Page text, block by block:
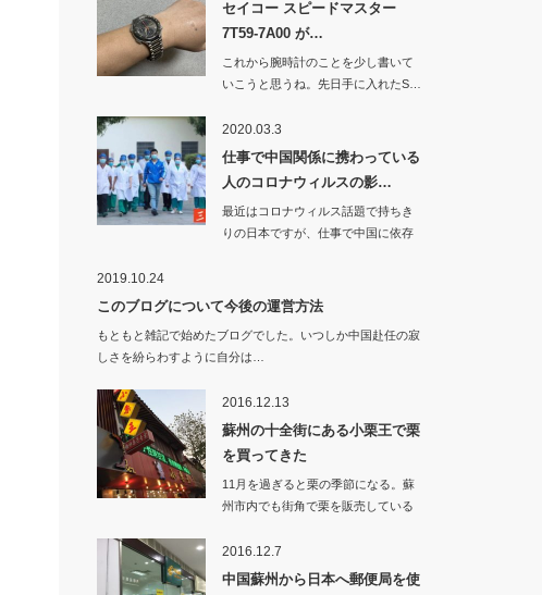
セイコー スピードマスター
7T59-7A00 が…
これから腕時計のことを少し書いて
いこうと思うね。先日手に入れたS…
2020.03.3
仕事で中国関係に携わっている
人のコロナウィルスの影…
最近はコロナウィルス話題で持ちき
りの日本ですが、仕事で中国に依存
2019.10.24
このブログについて今後の運営方法
もともと雑記で始めたブログでした。いつしか中国赴任の寂
しさを紛らわすように自分は…
2016.12.13
蘇州の十全街にある小栗王で栗
を買ってきた
11月を過ぎると栗の季節になる。蘇
州市内でも街角で栗を販売している
2016.12.7
中国蘇州から日本へ郵便局を使